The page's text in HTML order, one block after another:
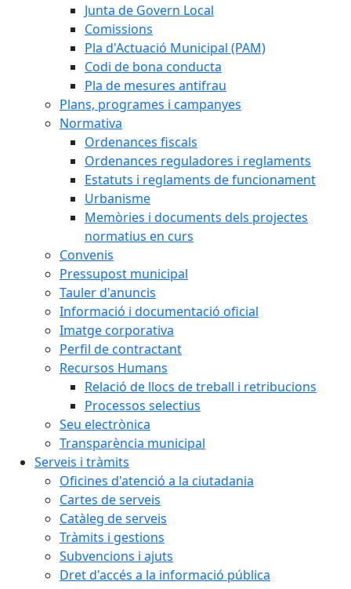
Junta de Govern Local
Comissions
Pla d'Actuació Municipal (PAM)
Codi de bona conducta
Pla de mesures antifrau
Plans, programes i campanyes
Normativa
Ordenances fiscals
Ordenances reguladores i reglaments
Estatuts i reglaments de funcionament
Urbanisme
Memòries i documents dels projectes
normatius en curs
Convenis
Pressupost municipal
Tauler d'anuncis
Informació i documentació oficial
Imatge corporativa
Perfil de contractant
Recursos Humans
Relació de llocs de treball i retribucions
Processos selectius
Seu electrònica
Transparència municipal
Serveis i tràmits
Oficines d'atenció a la ciutadania
Cartes de serveis
Catàleg de serveis
Tràmits i gestions
Subvencions i ajuts
Dret d'accés a la informació pública